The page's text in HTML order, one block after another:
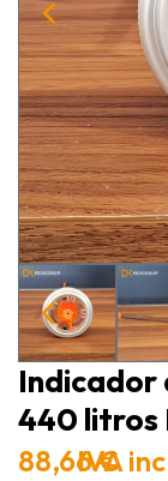
Indicador
440 litros
88,66 €
IVA